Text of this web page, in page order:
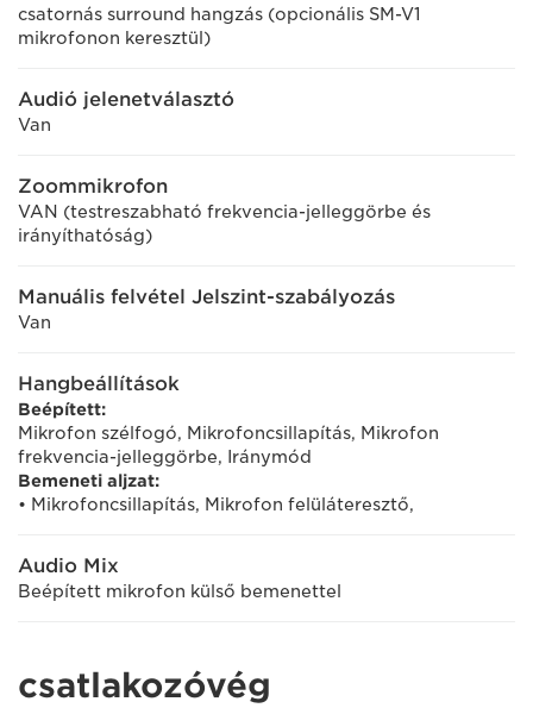
csatornás surround hangzás (opcionális SM-V1
mikrofonon keresztül)
Audió jelenetválasztó
Van
Zoommikrofon
VAN (testreszabható frekvencia-jelleggörbe és
irányíthatóság)
Manuális felvétel Jelszint-szabályozás
Van
Hangbeállítások
Beépített:
Mikrofon szélfogó, Mikrofoncsillapítás, Mikrofon
frekvencia-jelleggörbe, Iránymód
Bemeneti aljzat:
• Mikrofoncsillapítás, Mikrofon felüláteresztő,
Audio Mix
Beépített mikrofon külső bemenettel
csatlakozóvég